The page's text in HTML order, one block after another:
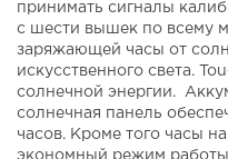
принимать сигналы
с шести вышек по всему
заряжающей часы от
искусственного света.
солнечной энергии.
солнечная панель
часов. Кроме того часы
экономный режим